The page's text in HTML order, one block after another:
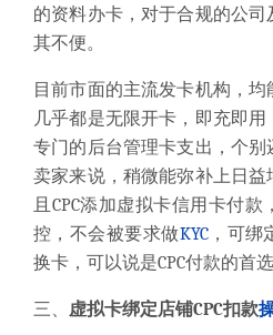
的资料办卡，对于合规的公
其不便。
目前市面的主流发卡机构，均
几乎都是无限开卡，即充即
专门的后台管理卡支出，个
卖家来说，稍微能弥补上日
且CPC添加虚拟卡信用卡付
控，不会被要求做KYC，可绑
换卡，可以说是CPC付款的首选
三、 虚拟卡绑定店铺CPC扣款